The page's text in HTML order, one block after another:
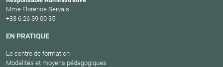
Mme Florence Servais
+33 6 26 39 00 35
EN PRATIQUE
Le centre de formation
Modalités et moyens pédagogiques